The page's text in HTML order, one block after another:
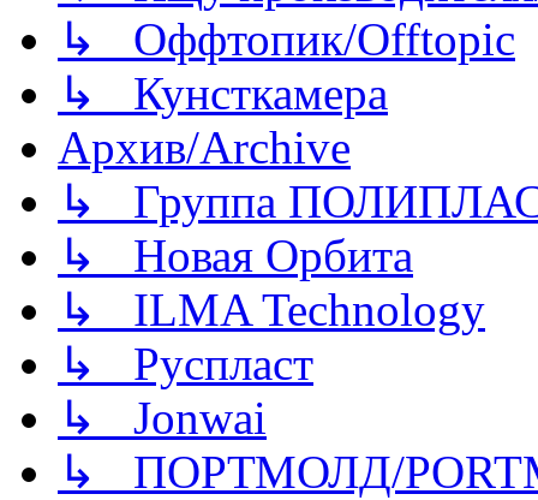
↳ Оффтопик/Offtopic
↳ Кунсткамера
Архив/Archive
↳ Группа
↳ Новая Орбита
↳ ILMA Technology
↳ Руспласт
↳ Jonwai
↳ ПОРТМОЛД/